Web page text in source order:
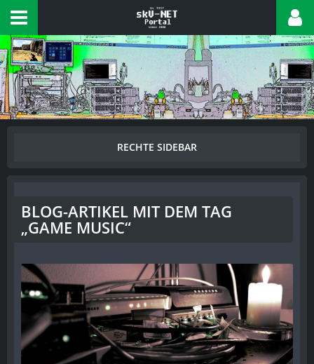
BLOG-ARTIKEL MIT DEM TAG
„GAME MUSIC“